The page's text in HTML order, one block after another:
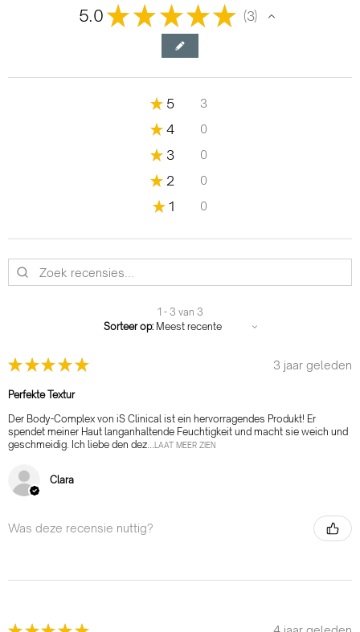
5.0 ★ ★ ★ ★★ 3
3
★ 5 100%
3
★ 4 0%0
★ 3 0%0
★ 2 0%0
★ 1 0%0
1 - 3 van 3
Sorteer op:
★ ★ ★ ★ ★ 3 jaar geleden
Perfekte Textur
Der Body-Complex von iS Clinical ist ein hervorragendes Produkt! Er
spendet meiner Haut langanhaltende Feuchtigkeit und macht sie weich und
geschmeidig. Ich liebe den dez...
LAAT MEER ZIEN
Clara
Was deze recensie nuttig?